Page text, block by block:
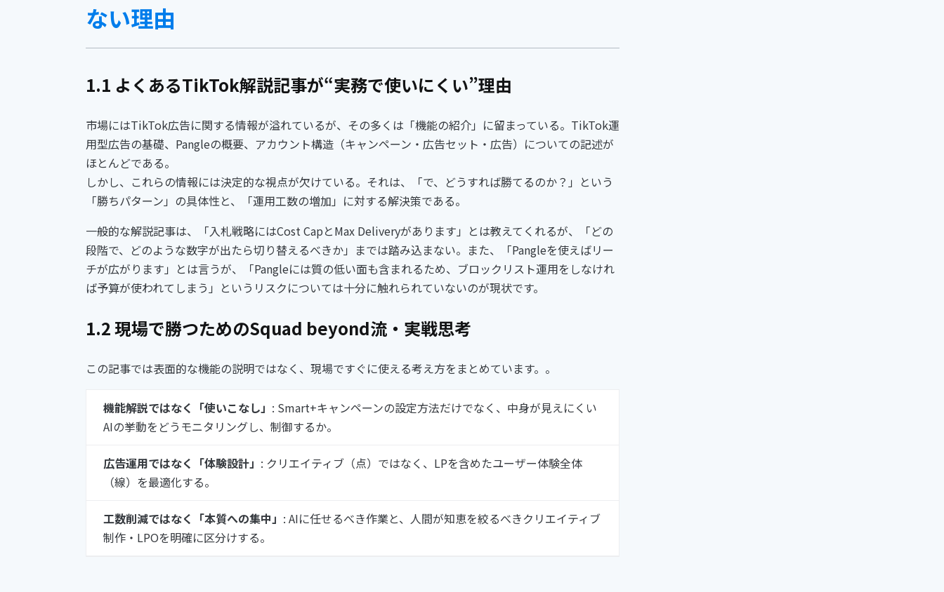
ない理由
1.1 よくあるTikTok解説記事が“実務で使いにくい”理由
市場にはTikTok広告に関する情報が溢れているが、その多くは「機能の紹介」に留まっている。TikTok運
用型広告の基礎、Pangleの概要、アカウント構造（キャンペーン・広告セット・広告）についての記述が
ほとんどである。
しかし、これらの情報には決定的な視点が欠けている。それは、「で、どうすれば勝てるのか？」という
「勝ちパターン」の具体性と、「運用工数の増加」に対する解決策である。
一般的な解説記事は、「入札戦略にはCost CapとMax Deliveryがあります」とは教えてくれるが、「どの
段階で、どのような数字が出たら切り替えるべきか」までは踏み込まない。また、「Pangleを使えばリー
チが広がります」とは言うが、「Pangleには質の低い面も含まれるため、ブロックリスト運用をしなけれ
ば予算が使われてしまう」というリスクについては十分に触れられていないのが現状です。
1.2 現場で勝つためのSquad beyond流・実戦思考
この記事では表面的な機能の説明ではなく、現場ですぐに使える考え方をまとめています。。
機能解説ではなく「使いこなし」 : Smart+キャンペーンの設定方法だけでなく、中身が見えにくい
AIの挙動をどうモニタリングし、制御するか。
広告運用ではなく「体験設計」 : クリエイティブ（点）ではなく、LPを含めたユーザー体験全体
（線）を最適化する。
工数削減ではなく「本質への集中」 : AIに任せるべき作業と、人間が知恵を絞るべきクリエイティブ
制作・LPOを明確に区分けする。